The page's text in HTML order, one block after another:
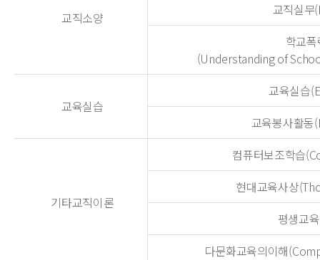
교직소양
교직실무
학교
(Understanding of
교육실습
교육실습
교육봉사활
기타교직이론
컴퓨터보조학습
현대교육사상
평생교
다문화교육의이해